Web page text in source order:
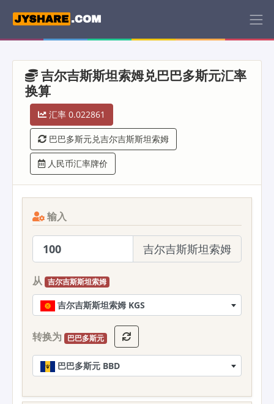
吉尔吉斯斯坦索姆兑巴巴多斯元汇率
换算
汇率 0.022861
巴巴多斯元兑吉尔吉斯斯坦索姆
人民币汇率牌价
输入
吉尔吉斯斯坦索姆
从 吉尔吉斯斯坦索姆
吉尔吉斯斯坦索姆 KGS
转换为 巴巴多斯元
巴巴多斯元 BBD